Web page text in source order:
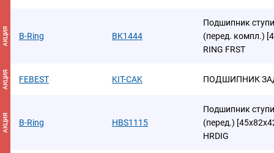
АКЦИЯ B-Ring BK1444
Подшипник
(перед. компл.)
RING FRST
АКЦИЯ FEBEST KIT-CAK ПОДШИПНИК
АКЦИЯ B-Ring HBS1115
Подшипник
(перед.)
HRDIG